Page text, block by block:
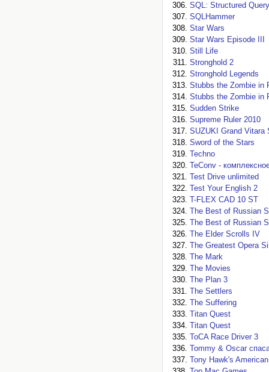
SQL: Structured
SQLHammer
Star Wars
Star Wars Episode III
Still Life
Stronghold 2
Stronghold Legends
Stubbs the Zombie in
Stubbs the Zombie in
Sudden Strike
Supreme Ruler 2010
SUZUKI Grand Vitara
Sword of the Stars
Techno
TeConv -
Test Drive unlimited
Test Your English 2
T-FLEX CAD 10 ST
The Best of Russian
The Best of Russian
The Elder Scrolls IV
The Greatest Opera
The Mark
The Movies
The Plan 3
The Settlers
The Suffering
Titan Quest
Titan Quest
ToCA Race Driver 3
Tommy & Oscar
Tony Hawk's